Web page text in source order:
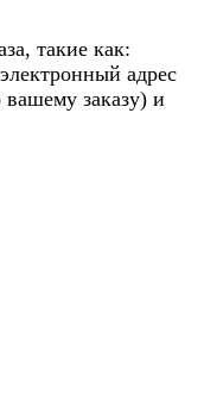
такие как:
адрес
заказу) и